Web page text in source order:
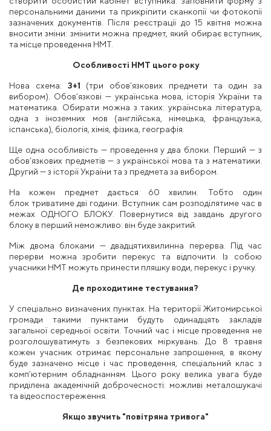
персональними даними та прикріпити сканкопії чи фотокопії
зазначених документів. Після реєстрації до 15 квітня можна
вносити зміни: змінити можна предмет, який обирає вступник,
та місце проведення НМТ.
Особливості НМТ цього року
Нова схема: 3+1 (три обов’язкових предмети та один за
вибором). Обов’язкові — українська мова, історія України та
математика. Обирати можна з таких: українська література,
одна з іноземних мов (англійська, німецька, французька,
іспанська), біологія, хімія, фізика, географія.
Ще одна особливість — проведення у два блоки. Перший — з
обов’язкових предметів — з української мова та з математики.
Другий — з історії України та з предмета за вибором.
На кожен предмет дається 60 хвилин. Тобто один
блок триватиме дві години. Вступник сам розподілятиме час в
межах ОДНОГО БЛОКУ. Повернутися від завдань другого
блоку в перший неможливо: він буде закритий.
Між двома блоками — двадцятихвилинна перерва. Під час
перерви можна зробити перекус та відпочити. Із собою
учасники НМТ можуть принести пляшку води, перекус і ручку.
Де проходитиме тестування?
У спеціально визначених пунктах. На території Житомирської
громади такими пунктами будуть одинадцять закладів
загальної середньої освіти. Точний час і місце проведення не
розголошуватимуть з безпекових міркувань. До 8 травня
кожен учасник отримає персональне запрошення, в якому
буде зазначено місце і час проведення, спеціальний клас з
комп’ютерним обладнанням. Цього року велика увага буде
приділена академічній доброчесності: можливі металошукачі
та відеоспостереження.
Якщо звучить "повітряна тривога"